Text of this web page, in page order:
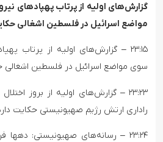
گزارش‌های اولیه از پرتاب پهپادهای
مواضع اسرائیل در فلسطین اشغالی
۲۳:۱۵ – گزارش‌های اولیه از پرتاب
سوی مواضع اسرائیل در فلسطین اشغالی
۲۳:۲۳ – گزارش‌های اولیه از بروز
راداری ارتش رژیم صهیونیستی حکایت
۲۳:۲۴ – رسانه‌های صهیونیستی: دهها